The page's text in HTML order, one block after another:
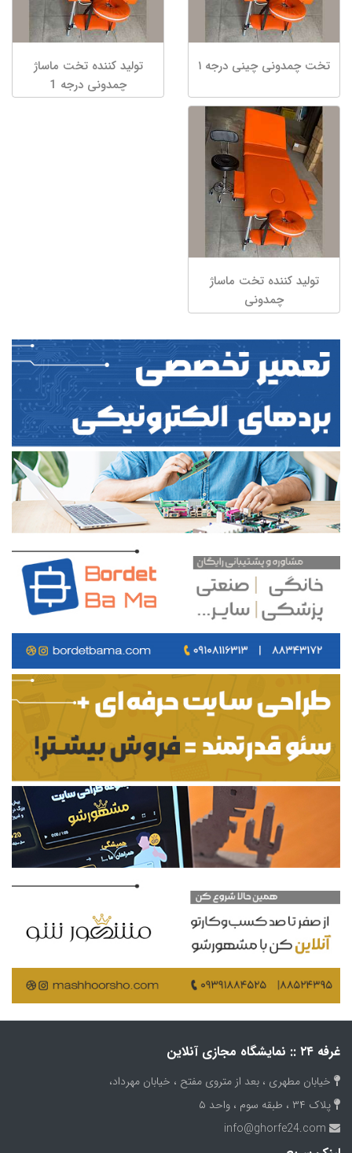
تخت چمدونی چینی درجه ۱
تولید کننده تخت ماساژ
چمدونی درجه 1
تولید کننده تخت ماساژ
چمدونی
غرفه ۲۴ :: نمایشگاه مجازی آنلاین
خیابان مطهری ، بعد از متروی مفتح ، خیابان مهرداد،
پلاک ۳۴ ، طبقه سوم ، واحد ۵